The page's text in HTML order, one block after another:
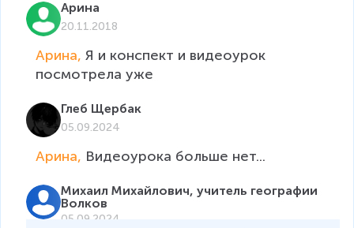
Арина
20.11.2018
Арина, Я и конспект и видеоурок
посмотрела уже
Глеб Щербак
05.09.2024
Арина, Видеоурока больше нет...
Михаил Михайлович, учитель географии
Волков
05.09.2024